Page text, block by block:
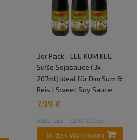
3er Pack - LEE KUM KEE
Süße Sojasauce (3x
207ml) ideal für Dim Sum &
Reis | Sweet Soy Sauce
7,99 €
0.621 Liter | 12,87 € / Liter
In den Warenkorb